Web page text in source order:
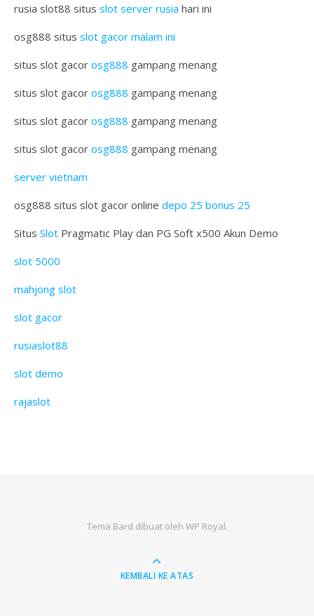
rusia slot88 situs slot server rusia hari ini
osg888 situs slot gacor malam ini
situs slot gacor osg888 gampang menang
situs slot gacor osg888 gampang menang
situs slot gacor osg888 gampang menang
situs slot gacor osg888 gampang menang
server vietnam
osg888 situs slot gacor online depo 25 bonus 25
Situs Slot Pragmatic Play dan PG Soft x500 Akun Demo
slot 5000
mahjong slot
slot gacor
rusiaslot88
slot demo
rajaslot
Tema Bard dibuat oleh WP Royal.
KEMBALI KE ATAS